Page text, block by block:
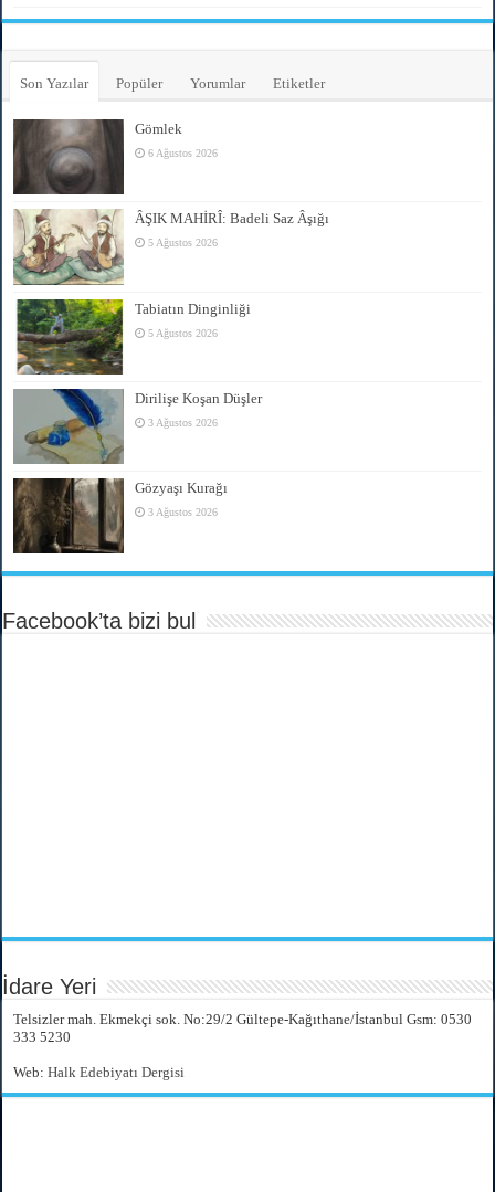
Son Yazılar Popüler Yorumlar Etiketler
Gömlek
6 Ağustos 2026
ÂŞIK MAHİRÎ: Badeli Saz Âşığı
5 Ağustos 2026
Tabiatın Dinginliği
5 Ağustos 2026
Dirilişe Koşan Düşler
3 Ağustos 2026
Gözyaşı Kurağı
3 Ağustos 2026
Facebook’ta bizi bul
İdare Yeri
Telsizler mah. Ekmekçi sok. No:29/2 Gültepe-Kağıthane/İstanbul Gsm: 0530
333 5230
Web:Halk Edebiyatı Dergisi